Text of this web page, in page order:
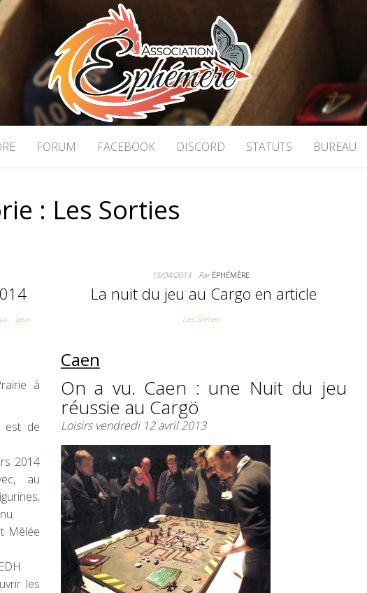
ÉPHÉMÈRE
FORUM FACEBOOK DISCORD STATUTS BUREAU
: Les Sorties
Jeux
à
est de
2014
au
Mêlée
les
15/04/2013 ParÉPHÉMÈRE
La nuit du jeu au Cargo en article
Les Sorties
Caen
On a vu. Caen : une Nuit du jeu
réussie au Cargö
Loisirs vendredi 12 avril 2013